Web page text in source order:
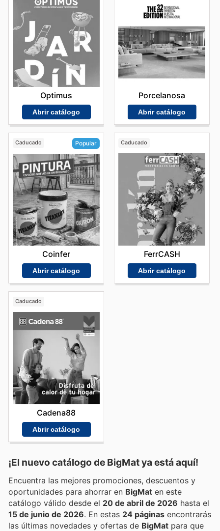
Optimus
Abrir catálogo
Porcelanosa
Abrir catálogo
Caducado Popular
Coinfer
Abrir catálogo
Caducado
FerrCASH
Abrir catálogo
Caducado
Cadena88
Abrir catálogo
¡El nuevo catálogo de BigMatya está aquí!
Encuentra las mejores promociones, descuentos y
oportunidades para ahorrar en BigMat en este
catálogo válido desde el 20 de abril de 2026 hasta el
15 de junio de 2026 . En estas 24 páginas encontrarás
las últimas novedades y ofertas de BigMat para que